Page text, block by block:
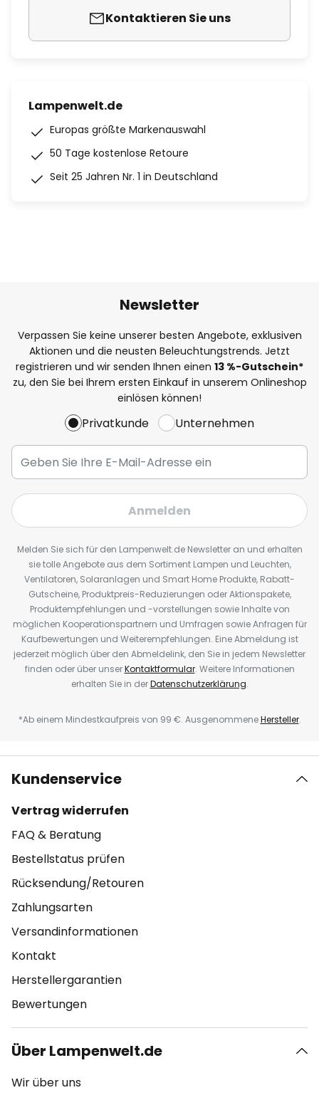
Kontaktieren Sie uns
Lampenwelt.de
Europas größte Markenauswahl
50 Tage kostenlose Retoure
Seit 25 Jahren Nr. 1 in Deutschland
Newsletter
Verpassen Sie keine unserer besten Angebote, exklusiven
Aktionen und die neusten Beleuchtungstrends. Jetzt
registrieren und wir senden Ihnen einen 13 %-Gutschein*
zu, den Sie bei Ihrem ersten Einkauf in unserem Onlineshop
einlösen können!
Privatkunde Unternehmen
Anmelden
Melden Sie sich für den Lampenwelt.de Newsletter an und erhalten
sie tolle Angebote aus dem Sortiment Lampen und Leuchten,
Ventilatoren, Solaranlagen und Smart Home Produkte, Rabatt-
Gutscheine, Produktpreis-Reduzierungen oder Aktionspakete,
Produktempfehlungen und -vorstellungen sowie Inhalte von
möglichen Kooperationspartnern und Umfragen sowie Anfragen für
Kaufbewertungen und Weiterempfehlungen. Eine Abmeldung ist
jederzeit möglich über den Abmeldelink, den Sie in jedem Newsletter
finden oder über unserKontaktformular. Weitere Informationen
erhalten Sie in derDatenschutzerklärung.
*Ab einem Mindestkaufpreis von 99 €. AusgenommeneHersteller.
Kundenservice
Vertrag widerrufen
FAQ & Beratung
Bestellstatus prüfen
Rücksendung/Retouren
Zahlungsarten
Versandinformationen
Kontakt
Herstellergarantien
Bewertungen
Über Lampenwelt.de
Wir über uns